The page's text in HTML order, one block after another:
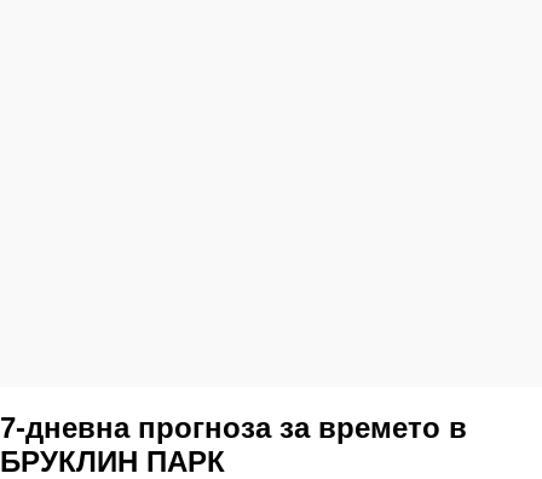
7-дневна прогноза за времето в
БРУКЛИН ПАРК